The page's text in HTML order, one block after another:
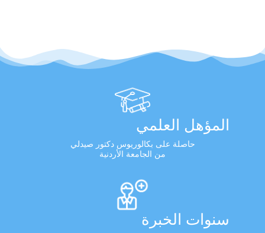
المؤهل العلمي
حاصلة على بكالوريوس دكتور صيدلي
من الجامعة الأردنية
سنوات الخبرة